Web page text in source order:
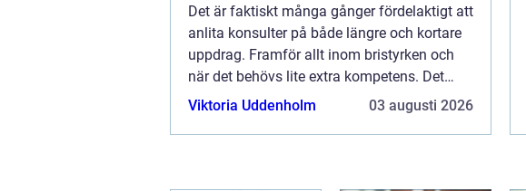
Det är faktiskt många gånger fördelaktigt att
anlita konsulter på både längre och kortare
uppdrag. Framför allt inom bristyrken och
när det behövs lite extra kompetens. Det
gäller dock att hi...
Viktoria Uddenholm 03 augusti 2026